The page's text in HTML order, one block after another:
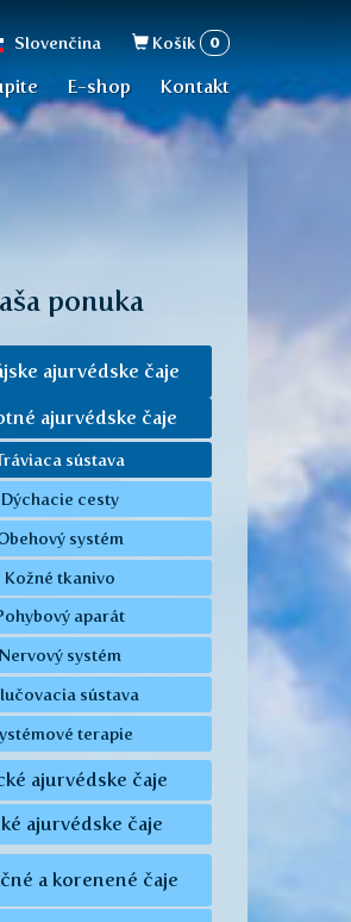
Slovenčina Košík 0
E-shop Kontakt
ponuka
ajurvédske čaje
ajurvédske čaje
sústava
Dýchacie cesty
systém
Kožné tkanivo
aparát
Nervový systém
sústava
terapie
ajurvédske čaje
ajurvédske čaje
a korenené čaje